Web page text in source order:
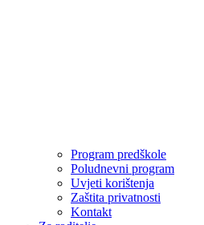
Program predškole
Poludnevni program
Uvjeti korištenja
Zaštita privatnosti
Kontakt